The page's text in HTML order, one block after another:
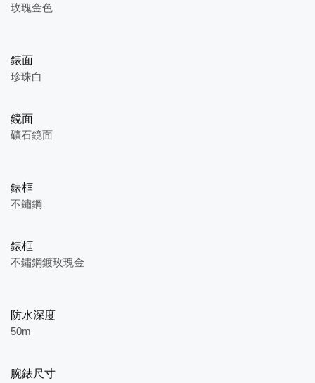
玫瑰金色
錶面
珍珠白
鏡面
礦石鏡面
錶框
不鏽鋼
錶框
不鏽鋼鍍玫瑰金
防水深度
50m
腕錶尺寸